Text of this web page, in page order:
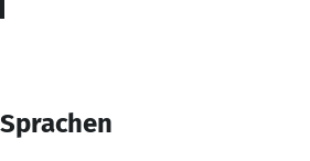
Sprachen